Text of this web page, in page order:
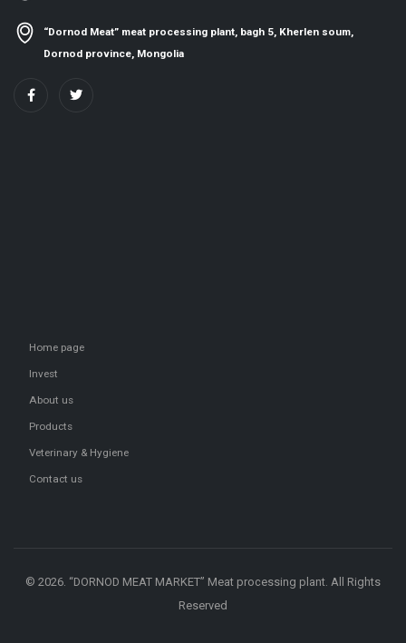
“Dornod Meat” meat processing plant, bagh 5, Kherlen soum,
Dornod province, Mongolia
Home page
Invest
About us
Products
Veterinary & Hygiene
Contact us
© 2026. “DORNOD MEAT MARKET” Meat processing plant. All Rights
Reserved